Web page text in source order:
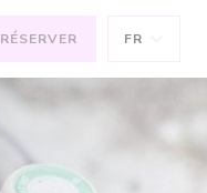
RÉSERVER FR